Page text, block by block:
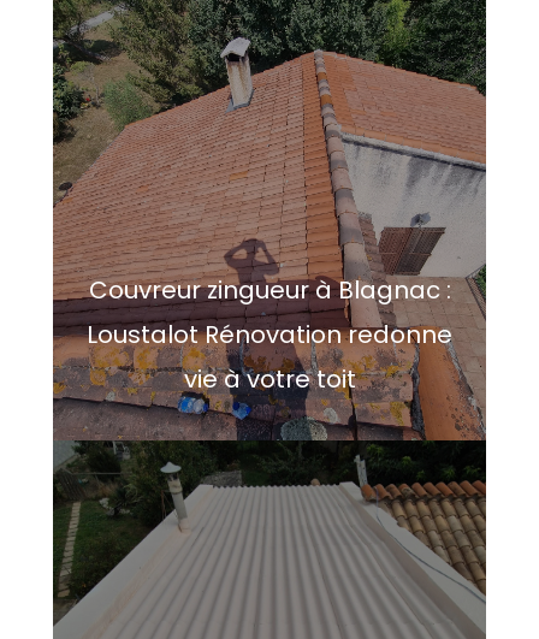
Couvreur zingueur à Blagnac :
Loustalot Rénovation redonne
vie à votre toit